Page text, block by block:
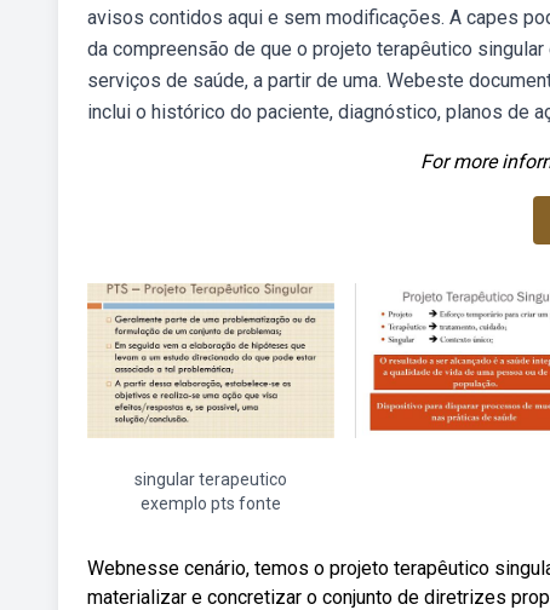
avisos contidos aqui e sem modificações. A capes
da compreensão de que o projeto terapêutico
serviços de saúde, a partir de uma. Webeste
inclui o histórico do paciente, diagnóstico, planos de
For more
singular terapeutico
exemplo pts fonte
Webnesse cenário, temos o projeto terapêutico
materializar e concretizar o conjunto de diretrizes